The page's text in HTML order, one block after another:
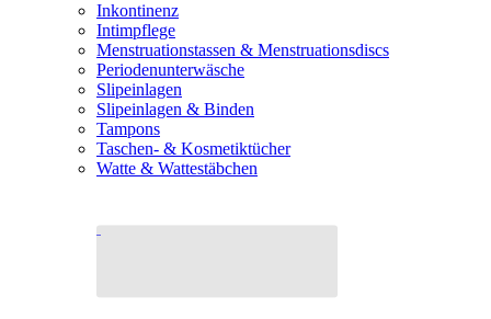
Inkontinenz
Intimpflege
Menstruationstassen & Menstruationsdiscs
Periodenunterwäsche
Slipeinlagen
Slipeinlagen & Binden
Tampons
Taschen- & Kosmetiktücher
Watte & Wattestäbchen